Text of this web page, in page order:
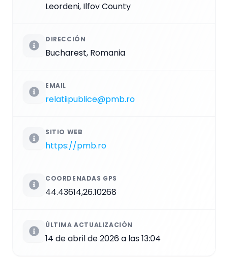
Leordeni, Ilfov County
DIRECCIÓN
Bucharest, Romania
EMAIL
relatiipublice@pmb.ro
SITIO WEB
https://pmb.ro
COORDENADAS GPS
44.43614,26.10268
ÚLTIMA ACTUALIZACIÓN
14 de abril de 2026 a las 13:04